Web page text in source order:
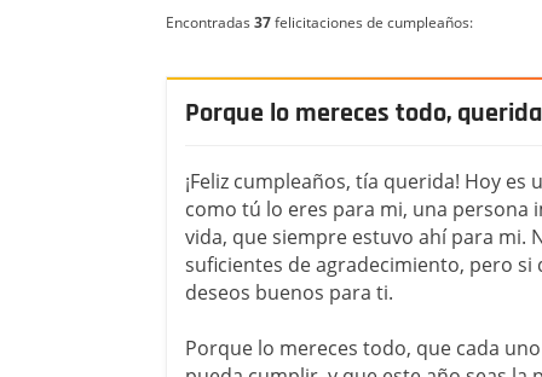
Encontradas 37felicitaciones de cumpleaños:
Porque lo mereces todo,
¡Feliz cumpleaños, tía querida! Hoy es
como tú lo eres para mi, una persona
vida, que siempre estuvo ahí para mi.
suficientes de agradecimiento, pero si
deseos buenos para ti.
Porque lo mereces todo, que cada